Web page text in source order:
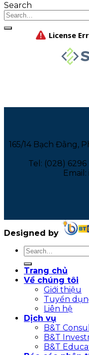
Search
165/14 Bạch Đằng,
Tel: (028) 6296
Designed by
Trang chủ
Về chúng tôi
Giới thiệu
Tuyển
Liên hệ
Dịch vụ
B&T
B&T
B&T